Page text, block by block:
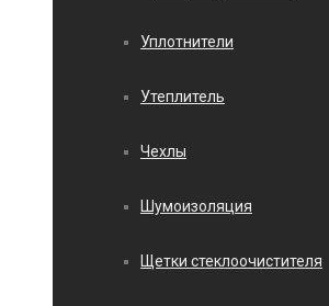
Уплотнители
Утеплитель
Чехлы
Шумоизоляция
Щетки стеклоочистителя